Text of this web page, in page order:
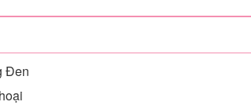
Đen